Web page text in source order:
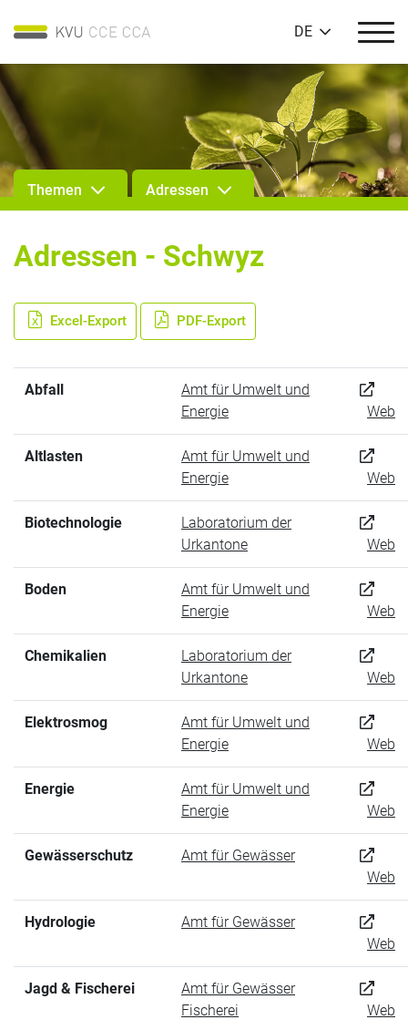
DE
Themen Adressen
Adressen - Schwyz
Excel-Export PDF-Export
Abfall
Amt für Umwelt und
Energie
Web
Altlasten
Amt für Umwelt und
Energie
Web
Biotechnologie
Laboratorium der
Urkantone
Web
Boden
Amt für Umwelt und
Energie
Web
Chemikalien
Laboratorium der
Urkantone
Web
Elektrosmog
Amt für Umwelt und
Energie
Web
Energie
Amt für Umwelt und
Energie
Web
Gewässerschutz
Amt für Gewässer
Web
Hydrologie
Amt für Gewässer
Web
Jagd & Fischerei
Amt für Gewässer
Fischerei
Web